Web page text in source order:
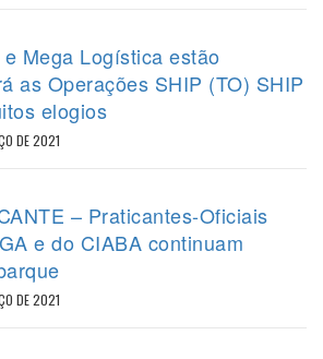
Mega Logística estão
as Operações SHIP (TO) SHIP
elogios
DE 2021
– Praticantes-Oficiais
e do CIABA continuam
DE 2021